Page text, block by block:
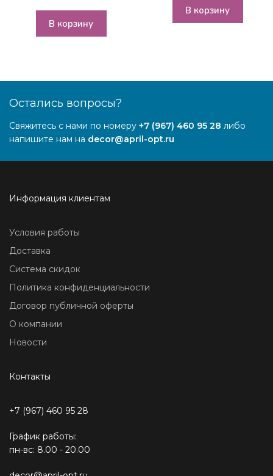
В корзину
В корзину
Остались вопросы?
Свяжитесь с нами по номеру +7 (967) 460 95 28 либо
напишите нам на decor@april-opt.ru
Информация клиентам
Условия работы
Доставка
Система скидок
Политика конфиденциальности
Договор публичной оферты
О компании
Новости
Контакты
+7 (967) 460 95 28
График работы:
пн-вс: 8.00 - 20.00